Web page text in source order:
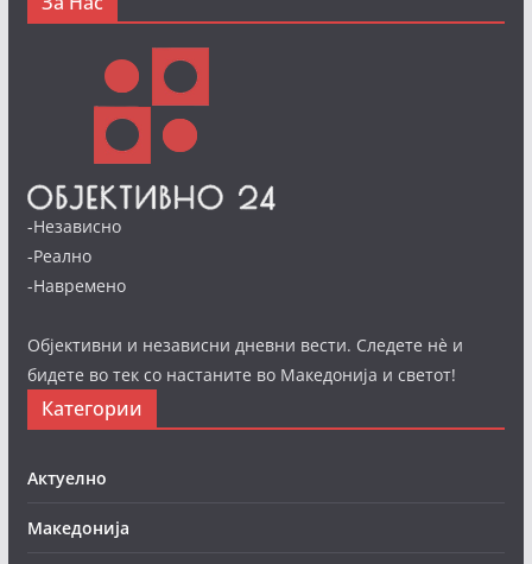
-Независно
-Реално
-Навремено
Објективни и независни дневни вести. Следете нè и
бидете во тек со настаните во Македонија и светот!
Категории
Актуелно
Македонија